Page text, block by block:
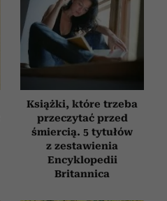
Książki, które trzeba
przeczytać przed
śmiercią. 5 tytułów
z zestawienia
Encyklopedii
Britannica